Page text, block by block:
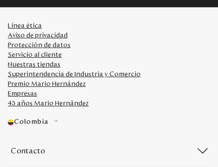
Servicio al cliente
Nuestras Tiendas
Colombia
Panamá
Línea ética
Aviso de privacidad
Protección de datos
Servicio al cliente
Nuestras tiendas
Superintendencia de Industria y Comercio
Premio Mario Hernández
Empresas
45 años Mario Hernández
Colombia
Contacto